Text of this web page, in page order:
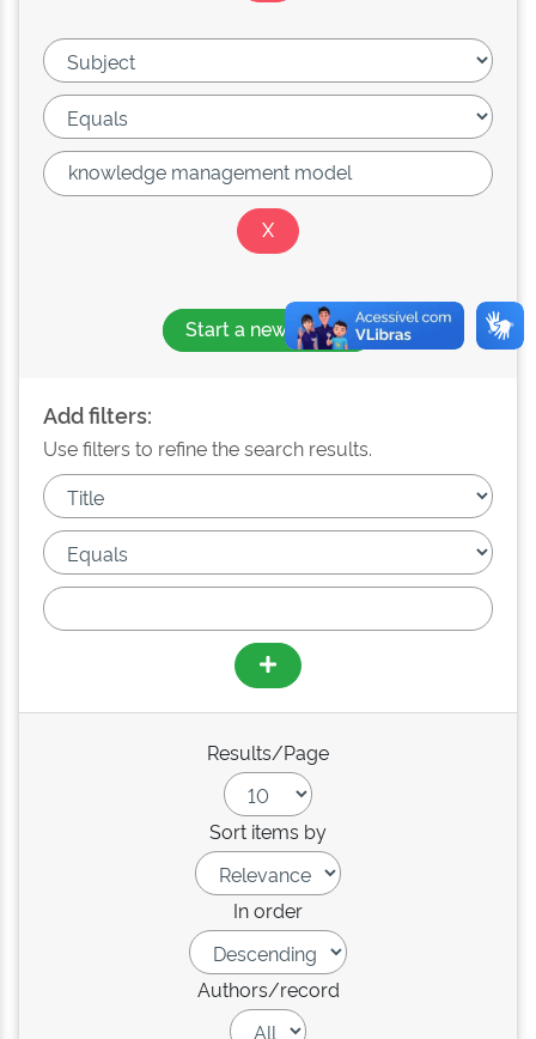
Start a new search
Add filters:
Use filters to refine the search results.
Results/Page
Sort items by
In order
Authors/record